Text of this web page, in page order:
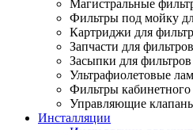
Магистральные
Фильтры под мойку
Картриджи для
Запчасти для фильтров
Засыпки для фильтров
Ультрафиолетовые
Фильтры кабинетного
Управляющие
Инсталляции